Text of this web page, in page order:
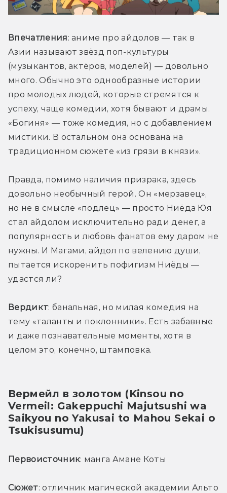
Впечатления: аниме про айдолов — так в
Азии называют звёзд поп-культуры
(музыкантов, актёров, моделей) — довольно
много. Обычно это однообразные истории
про молодых людей, которые стремятся к
успеху, чаще комедии, хотя бывают и драмы.
«Богиня» — тоже комедия, но с добавлением
мистики. В остальном она основана на
традиционном сюжете «из грязи в князи».
Правда, помимо наличия призрака, здесь
довольно необычный герой. Он «мерзавец»,
но не в смысле «подлец» — просто Ниёда Юя
стал айдолом исключительно ради денег, а
популярность и любовь фанатов ему даром не
нужны. И Магами, айдол по велению души,
пытается искоренить пофигизм Ниёды —
удастся ли?
Вердикт: банальная, но милая комедия на
тему «таланты и поклонники». Есть забавные
и даже познавательные моменты, хотя в
целом это, конечно, штамповка.
Вермейл в золотом (Kinsou no
Vermeil: Gakeppuchi Majutsushi wa
Saikyou no Yakusai to Mahou Sekai o
Tsukisusumu)
Первоисточник: манга Амане Коты
Сюжет: отличник магической академии Альто